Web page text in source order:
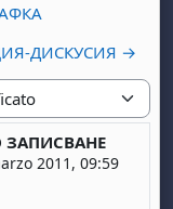
ДИСКУСИЯ →
ЗАПИСВАНЕ
2011, 09:59